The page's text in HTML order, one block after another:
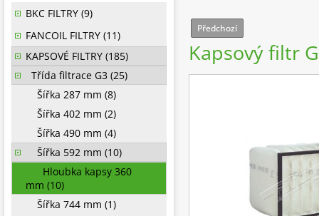
Předchozí
Kapsový filtr
BKC FILTRY (9)
FANCOIL FILTRY (11)
KAPSOVÉ FILTRY (185)
Třída filtrace G3 (25)
Šířka 287 mm (8)
Šířka 402 mm (2)
Šířka 490 mm (4)
Šířka 592 mm (10)
Hloubka kapsy 360
mm (10)
Šířka 744 mm (1)